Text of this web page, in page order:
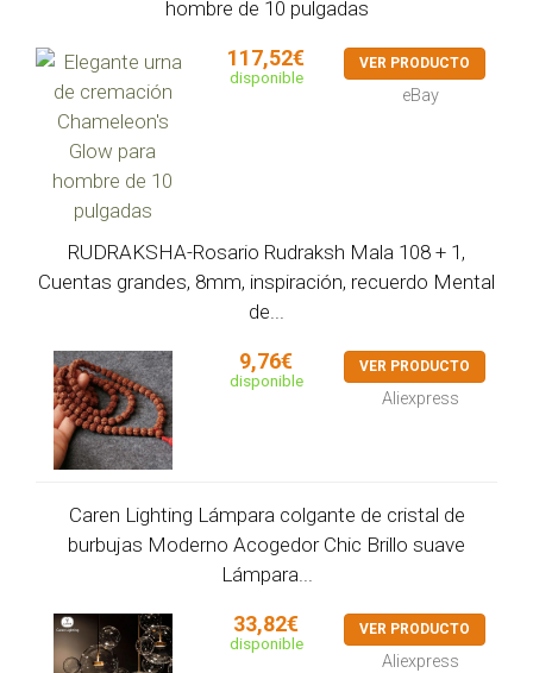
hombre de 10 pulgadas
117,52€
disponible
VER PRODUCTO
eBay
RUDRAKSHA-Rosario Rudraksh Mala 108 + 1,
Cuentas grandes, 8mm, inspiración, recuerdo Mental
de...
9,76€
disponible
VER PRODUCTO
Aliexpress
Caren Lighting Lámpara colgante de cristal de
burbujas Moderno Acogedor Chic Brillo suave
Lámpara...
33,82€
disponible
VER PRODUCTO
Aliexpress